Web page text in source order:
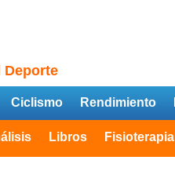
Deporte
Ciclismo Rendimiento
Libros Fisioterapia